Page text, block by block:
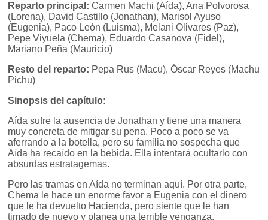
Reparto principal: Carmen Machi (Aída), Ana Polvorosa
(Lorena), David Castillo (Jonathan), Marisol Ayuso
(Eugenia), Paco León (Luisma), Melani Olivares (Paz),
Pepe Viyuela (Chema), Eduardo Casanova (Fidel),
Mariano Peña (Mauricio)
Resto del reparto: Pepa Rus (Macu), Óscar Reyes (Machu
Pichu)
Sinopsis del capítulo:
Aída sufre la ausencia de Jonathan y tiene una manera
muy concreta de mitigar su pena. Poco a poco se va
aferrando a la botella, pero su familia no sospecha que
Aída ha recaído en la bebida. Ella intentará ocultarlo con
absurdas estratagemas.
Pero las tramas en Aída no terminan aquí. Por otra parte,
Chema le hace un enorme favor a Eugenia con el dinero
que le ha devuelto Hacienda, pero siente que le han
timado de nuevo y planea una terrible venganza.